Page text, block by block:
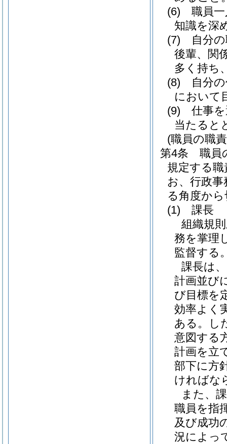
(6)
職員
知識を深
(7)
自分
後輩、関
多く持ち
(8)
自分
において
(9)
仕事
当たると
(職員の職
第4条
職員
規定する
お、行政
る角度から
(1)
課長
組織規
務を掌理
監督する
課長は
計画並び
び目標を
効率よく
ある。し
意図する
計画を立
部下に方
ければな
また、
職員を指
及び成功
況によっ